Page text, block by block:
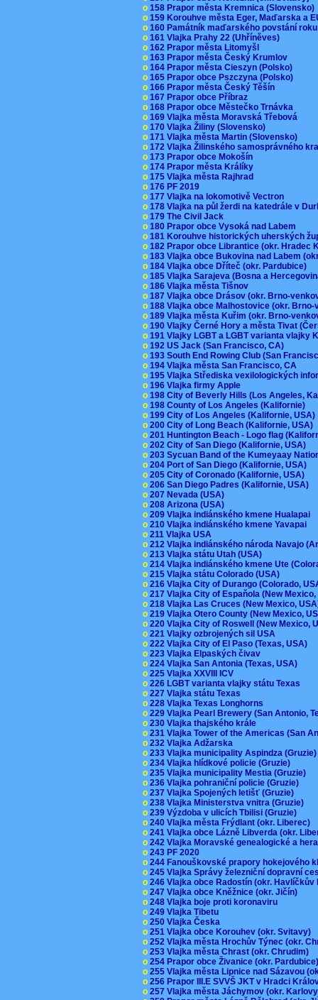
o 158 Prapor města Kremnica (Slovensko)
o 159 Korouhve města Eger, Maďarska a
o 160 Památník maďarského povstání
o 161 Vlajka Prahy 22 (Uhříněves)
o 162 Prapor města Litomyšl
o 163 Prapor města Český Krumlov
o 164 Prapor města Cieszyn (Polsko)
o 165 Prapor obce Pszczyna (Polsko)
o 166 Prapor města Český Těšín
o 167 Prapor obce Příbraz
o 168 Prapor obce Městečko Trnávka
o 169 Vlajka města Moravská Třebová
o 170 Vlajka Žiliny (Slovensko)
o 171 Vlajka města Martin (Slovensko)
o 172 Vlajka Žilinského samosprávného
o 173 Prapor obce Mokošín
o 174 Prapor města Králíky
o 175 Vlajka města Rajhrad
o 176 PF 2019
o 177 Vlajka na lokomotivě Vectron
o 178 Vlajka na půl žerdi na katedrále v
o 179 The Civil Jack
o 180 Prapor obce Vysoká nad Labem
o 181 Korouhve historických uherských
o 182 Prapor obce Librantice (okr. Hradec
o 183 Vlajka obce Bukovina nad Labem
o 184 Vlajka obce Dříteč (okr. Pardubice)
o 185 Vlajka Sarajeva (Bosna a
o 186 Vlajka města Tišnov
o 187 Vlajka obce Drásov (okr. Brno-
o 188 Vlajka obce Malhostovice (okr.
o 189 Vlajka města Kuřim (okr. Brno-
o 190 Vlajky Černé Hory a města Tivat
o 191 Vlajky LGBT a LGBT varianta vlajky
o 192 US Jack (San Francisco, CA)
o 193 South End Rowing Club (San
o 194 Vlajka města San Francisco, CA
o 195 Vlajka Střediska vexilologických
o 196 Vlajka firmy Apple
o 198 City of Beverly Hills (Los Angeles,
o 198 County of Los Angeles (Kalifornie)
o 199 City of Los Angeles (Kalifornie,
o 200 City of Long Beach (Kalifornie, USA)
o 201 Huntington Beach - Logo flag
o 202 City of San Diego (Kalifornie, USA)
o 203 Sycuan Band of the Kumeyaay
o 204 Port of San Diego (Kalifornie, USA)
o 205 City of Coronado (Kalifornie, USA)
o 206 San Diego Padres (Kalifornie, USA)
o 207 Nevada (USA)
o 208 Arizona (USA)
o 209 Vlajka indiánského kmene Hualapai
o 210 Vlajka indiánského kmene Yavapai
o 211 Vlajka USA
o 212 Vlajka indiánského národa Navajo
o 213 Vlajka státu Utah (USA)
o 214 Vlajka indiánského kmene Ute
o 215 Vlajka státu Colorado (USA)
o 216 Vlajka City of Durango (Colorado,
o 217 Vlajka City of Espaňola (New
o 218 Vlajka Las Cruces (New Mexico,
o 219 Vlajka Otero County (New Mexico,
o 220 Vlajka City of Roswell (New Mexico,
o 221 Vlajky ozbrojených sil USA
o 222 Vlajka City of El Paso (Texas, USA)
o 223 Vlajka Elpaských čivav
o 224 Vlajka San Antonia (Texas, USA)
o 225 Vlajka XXVIII ICV
o 226 LGBT varianta vlajky státu Texas
o 227 Vlajka státu Texas
o 228 Vlajka Texas Longhorns
o 229 Vlajka Pearl Brewery (San Antonio,
o 230 Vlajka thajského krále
o 231 Vlajka Tower of the Americas (San
o 232 Vlajka Adžarska
o 233 Vlajka municipality Aspindza
o 234 Vlajka hlídkové policie (Gruzie)
o 235 Vlajka municipality Mestia (Gruzie)
o 236 Vlajka pohraniční policie (Gruzie)
o 237 Vlajka Spojených letišť (Gruzie)
o 238 Vlajka Ministerstva vnitra (Gruzie)
o 239 Výzdoba v ulicích Tbilisi (Gruzie)
o 240 Vlajka města Frýdlant (okr. Liberec)
o 241 Vlajka obce Lázně Libverda (okr.
o 242 Vlajka Moravské genealogické a
o 243 PF 2020
o 244 Fanouškovské prapory hokejového
o 245 Vlajka Správy železniční dopravní
o 246 Vlajka obce Radostín (okr.
o 247 Vlajka obce Kněžnice (okr. Jičín)
o 248 Vlajka boje proti koronaviru
o 249 Vlajka Tibetu
o 250 Vlajka Česka
o 251 Vlajka obce Korouhev (okr. Svitavy)
o 252 Vlajka města Hrochův Týnec (okr.
o 253 Vlajka města Chrast (okr. Chrudim)
o 254 Prapor obce Živanice (okr.
o 255 Vlajka města Lipnice nad Sázavou
o 256 Prapor III.E SVVŠ JKT v Hradci
o 257 Vlajka města Jáchymov (okr.